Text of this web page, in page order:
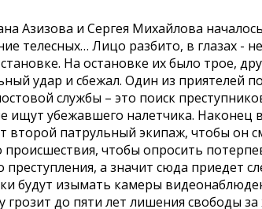
Азизова и Сергея Михайлова
телесных… Лицо разбито, в глазах -
На остановке их было трое,
удар и сбежал. Один из приятелей
службы – это поиск
убежавшего налетчика. Наконец
второй патрульный экипаж, чтобы он
чтобы опросить
а значит сюда приедет
будут изымать камеры
до пяти лет лишения свободы за